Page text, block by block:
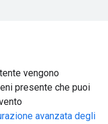
vengono
presente che puoi
avanzata degli